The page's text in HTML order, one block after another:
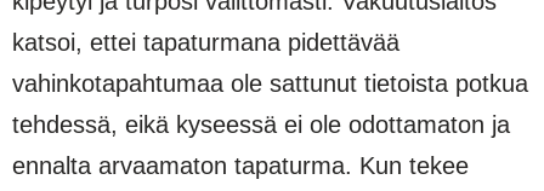
katsoi, ettei tapaturmana pidettävää
vahinkotapahtumaa ole sattunut tietoista potkua
tehdessä, eikä kyseessä ei ole odottamaton ja
ennalta arvaamaton tapaturma. Kun tekee